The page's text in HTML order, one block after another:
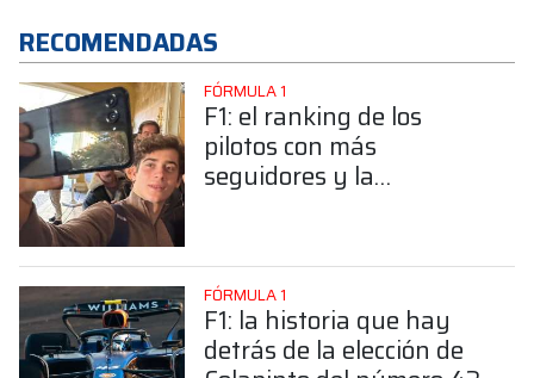
RECOMENDADAS
FÓRMULA 1
F1: el ranking de los
pilotos con más
seguidores y la
FÓRMULA 1
F1: la historia que hay
detrás de la elección de